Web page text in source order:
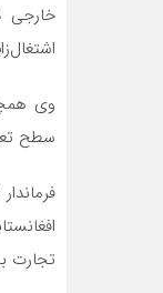
خارجی
وی
سطح
تجارت